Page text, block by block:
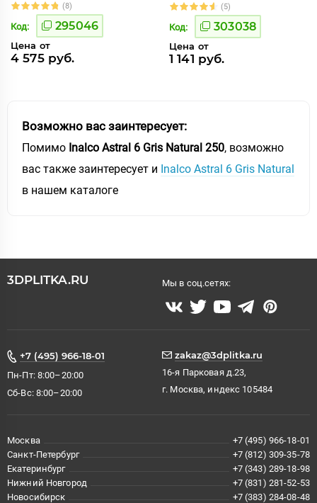
(8)
Код: 295046
Цена от
4 575 руб.
(5)
Код: 303038
Цена от
1 141 руб.
Возможно вас заинтересует:
Помимо Inalco Astral 6 Gris Natural 250, возможно
вас также заинтересует и Inalco Astral 6 Gris Natural
в нашем каталоге
3DPLITKA.RU Мы в соц.сетях:
+7 (495) 966-18-01
Пн-Пт: 8:00–20:00
Сб-Вс: 8:00–20:00
zakaz@3dplitka.ru
16-я Парковая д.23,
г. Москва, индекс 105484
Москва
+7 (495) 966-18-01
Санкт-Петербург
+7 (812) 309-35-78
Екатеринбург
+7 (343) 289-18-98
Нижний Новгород
+7 (831) 281-52-53
Новосибирск
+7 (383) 284-08-48